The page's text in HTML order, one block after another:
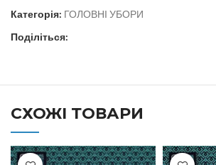
Категорія: ГОЛОВНІ УБОРИ
Поділіться:
СХОЖІ ТОВАРИ